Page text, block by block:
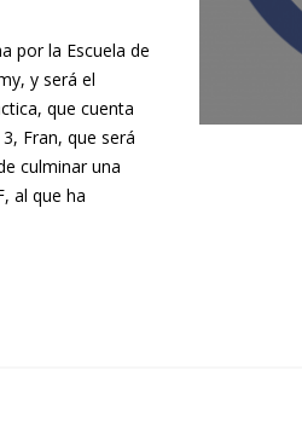
por la Escuela de
y será el
que cuenta
Fran, que será
culminar una
al que ha